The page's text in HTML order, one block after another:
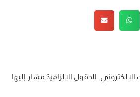
الحقول الإلزامية مشار إليها